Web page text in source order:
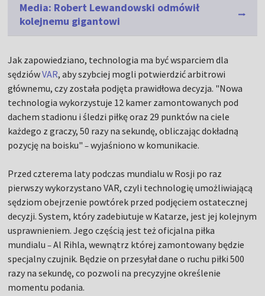
Media: Robert Lewandowski odmówił
kolejnemu gigantowi
Jak zapowiedziano, technologia ma być wsparciem dla
sędziówVAR, aby szybciej mogli potwierdzić arbitrowi
głównemu, czy została podjęta prawidłowa decyzja. "Nowa
technologia wykorzystuje 12 kamer zamontowanych pod
dachem stadionu i śledzi piłkę oraz 29 punktów na ciele
każdego z graczy, 50 razy na sekundę, obliczając dokładną
pozycję na boisku"–wyjaśniono w komunikacie.
Przed czterema laty podczas mundialu w Rosji po raz
pierwszy wykorzystano VAR, czyli technologię umożliwiającą
sędziom obejrzenie powtórek przed podjęciem ostatecznej
decyzji. System, który zadebiutuje w Katarze, jest jej kolejnym
usprawnieniem. Jego częścią jest też oficjalna piłka
mundialu–Al Rihla, wewnątrz której zamontowany będzie
specjalny czujnik. Będzie on przesyłał dane o ruchu piłki 500
razy na sekundę, co pozwoli na precyzyjne określenie
momentu podania.